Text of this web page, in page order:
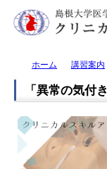
ホーム 講習案内
「異常の気付